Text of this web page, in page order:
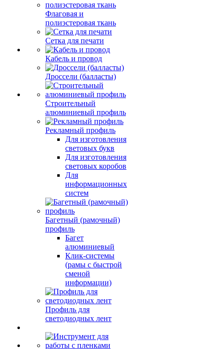
Флаговая и
полиэстеровая ткань
Сетка для печати
Кабель и провод
Дроссели (балласты)
Строительный
алюминиевый профиль
Рекламный профиль
Для изготовления
световых букв
Для изготовления
световых коробов
Для
информационных
систем
Багетный (рамочный)
профиль
Багет
алюминиевый
Клик-системы
(рамы с быстрой
сменой
информации)
Профиль для
светодиодных лент